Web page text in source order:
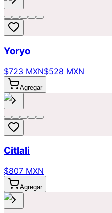
Yoryo
$723 MXN$528 MXN
Agregar
Citlali
$807 MXN
Agregar